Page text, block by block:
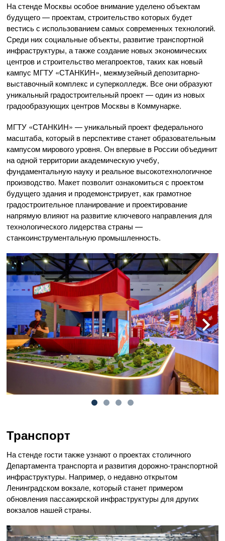
На стенде Москвы особое внимание уделено объектам
будущего — проектам, строительство которых будет
вестись с использованием самых современных технологий.
Среди них социальные объекты, развитие транспортной
инфраструктуры, а также создание новых экономических
центров и строительство мегапроектов, таких как новый
кампус МГТУ «СТАНКИН», межмузейный депозитарно-
выставочный комплекс и суперколледж. Все они образуют
уникальный градостроительный проект — один из новых
градообразующих центров Москвы в Коммунарке.
МГТУ «СТАНКИН» — уникальный проект федерального
масштаба, который в перспективе станет образовательным
кампусом мирового уровня. Он впервые в России объединит
на одной территории академическую учебу,
фундаментальную науку и реальное высокотехнологичное
производство. Макет позволит ознакомиться с проектом
будущего здания и продемонстрирует, как грамотное
градостроительное планирование и проектирование
напрямую влияют на развитие ключевого направления для
технологического лидерства страны —
станкоинструментальную промышленность.
Транспорт
На стенде гости также узнают о проектах столичного
Департамента транспорта и развития дорожно-транспортной
инфраструктуры. Например, о недавно открытом
Ленинградском вокзале, который станет примером
обновления пассажирской инфраструктуры для других
вокзалов нашей страны.